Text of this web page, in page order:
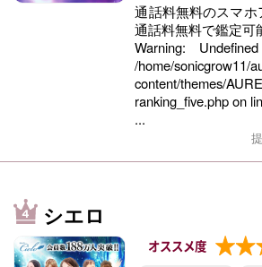
通話料無料のスマホ
通話料無料で鑑定可
Warning:
/home/sonicgrow11/
content/themes/
ranking_five.phpon
...
シエロ
オススメ度